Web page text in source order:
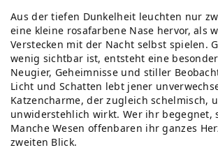
te
Aus der tiefen Dunkelheit leuchten nur
eine kleine rosafarbene Nase hervor, als
Verstecken mit der Nacht selbst spielen.
wenig sichtbar ist, entsteht eine
Neugier, Geheimnisse und stiller
Licht und Schatten lebt jener
Katzencharme, der zugleich schelmisch,
unwiderstehlich wirkt. Wer ihr begegnet,
Manche Wesen offenbaren ihr ganzes
zweiten Blick.